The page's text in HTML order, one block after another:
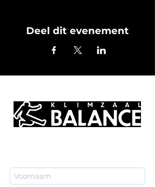
Deel dit evenement